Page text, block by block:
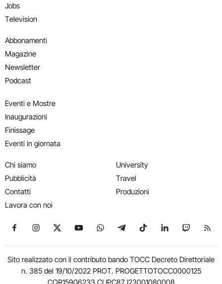
Jobs
Television
Abbonamenti
Magazine
Newsletter
Podcast
Eventi e Mostre
Inaugurazioni
Finissage
Eventi in giornata
Chi siamo
Pubblicità
Contatti
Lavora con noi
University
Travel
Produzioni
Seguici su Facebook
Seguici su Instagram
Seguici su X
Seguici su YouTube
Seguici su WhatsApp
Seguici su Telegram
Seguici su TikTok
Seguici su
Seguici
Sito realizzato con il contributo bando TOCC Decreto Direttoriale
n. 385 del 19/10/2022 PROT. PROGETTOTOCC0000125
COR15906233 CUPC87J23001080008